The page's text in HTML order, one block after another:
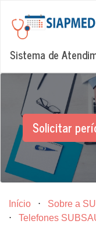
Sistema de
Solicitar
Início ⋅ Sobre a
⋅
Telefones